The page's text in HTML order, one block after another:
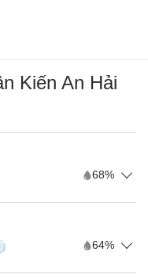
Kiến An Hải
68%
64%